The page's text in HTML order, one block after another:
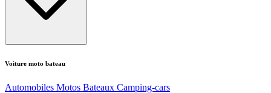
Voiture moto bateau
Automobiles Motos Bateaux Camping-cars